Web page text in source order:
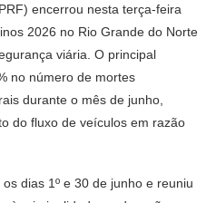
encerrou nesta terça-feira
2026 no Rio Grande do Norte
viária. O principal
no número de mortes
durante o mês de junho,
do fluxo de veículos em razão
dias 1º e 30 de junho e reuniu